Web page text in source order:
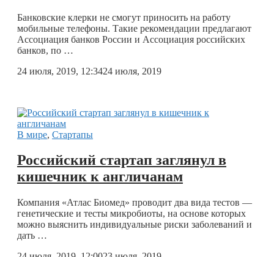
Банковские клерки не смогут приносить на работу
мобильные телефоны. Такие рекомендации предлагают
Ассоциация банков России и Ассоциация российских
банков, по …
24 июля, 2019, 12:3424 июля, 2019
В мире, Стартапы
Российский стартап заглянул в
кишечник к англичанам
Компания «Атлас Биомед» проводит два вида тестов —
генетические и тесты микробиоты, на основе которых
можно выяснить индивидуальные риски заболеваний и
дать …